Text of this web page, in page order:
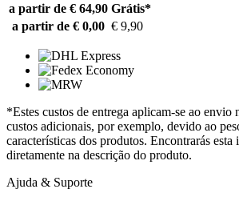
a partir de € 64,90 Grátis*
a partir de € 0,00 € 9,90
*Estes custos de entrega aplicam-se ao envio
custos adicionais, por exemplo, devido ao
características dos produtos. Encontrarás esta
diretamente na descrição do produto.
Ajuda & Suporte